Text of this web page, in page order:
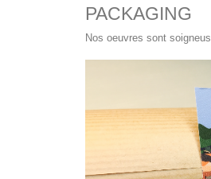
PACKAGING
Nos oeuvres sont